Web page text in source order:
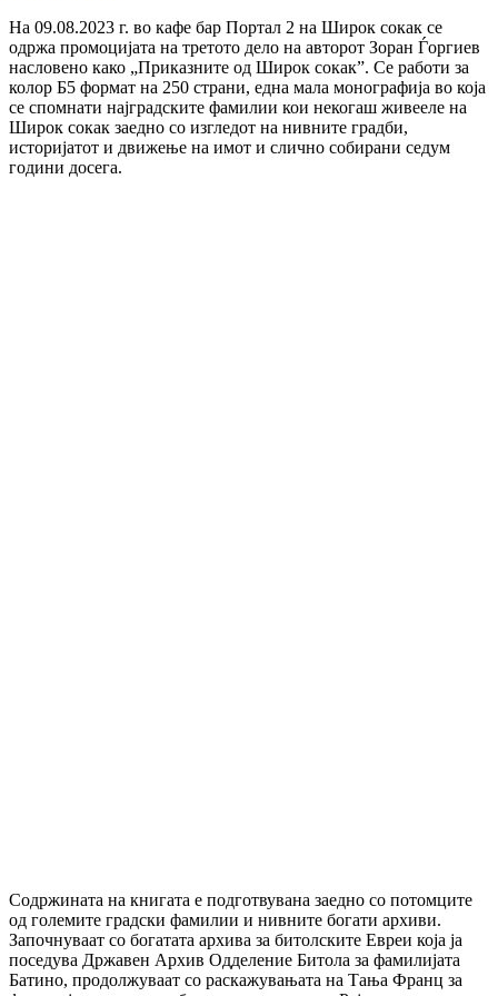
На 09.08.2023 г. во кафе бар Портал 2 на Широк сокак се
одржа промоцијата на третото дело на авторот Зоран Ѓоргиев
насловено како „Приказните од Широк сокак”. Се работи за
колор Б5 формат на 250 страни, една мала монографија во која
се спомнати најградските фамилии кои некогаш живееле на
Широк сокак заедно со изгледот на нивните градби,
историјатот и движење на имот и слично собирани седум
години досега.
Содржината на книгата е подготвувана заедно со потомците
од големите градски фамилии и нивните богати архиви.
Започнуваат со богатата архива за битолските Евреи која ја
поседува Државен Архив Одделение Битола за фамилијата
Батино, продолжуваат со раскажувањата на Тања Франц за